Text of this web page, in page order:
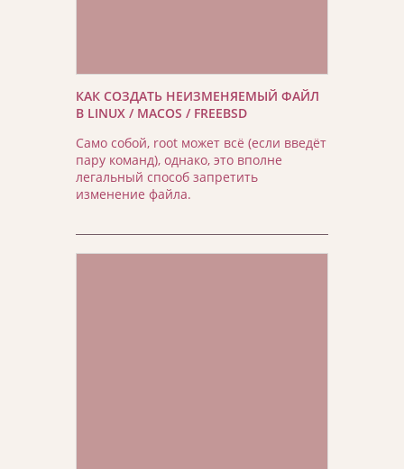
КАК СОЗДАТЬ НЕИЗМЕНЯЕМЫЙ ФАЙЛ
В LINUX / MACOS / FREEBSD
Само собой, root может всё (если введёт
пару команд), однако, это вполне
легальный способ запретить
изменение файла.